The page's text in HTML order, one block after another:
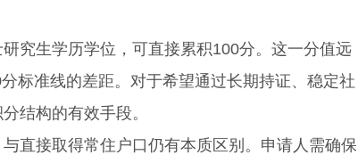
生学历学位，可直接累积100分。这一分值远
标准线的差距。对于希望通过长期持证、稳定社
结构的有效手段。
接取得常住户口仍有本质区别。申请人需确保